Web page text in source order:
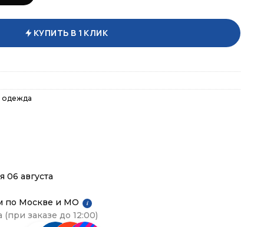
КУПИТЬ В 1 КЛИК
одежда
06 августа
по Москве и МО i
(при заказе до 12:00)